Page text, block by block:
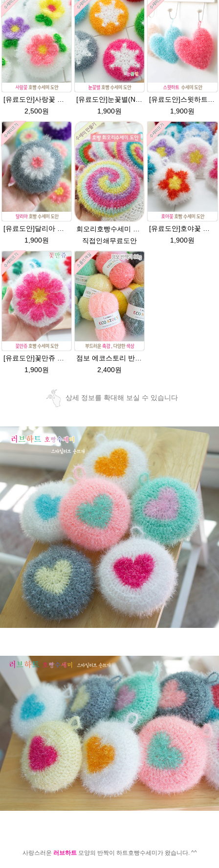
[유료도안]사랑꽃 수세미뜨기 도안(수세미실은 옵션에서 추가구매 가능)/사랑꽃수세미/별호빵수세미처럼 예쁜수세미뜨기/수세미실/웰빙수세미실/고급수세미실/꽃수세미/봄꽃향기수세미
2,500원
[유료도안]눈꽃별(NO.1) 수세미뜨기 도안(수세미실은 옵션에서 추가구매 가능)/별호빵수세미처럼 예쁜수세미뜨기/반짝이 수세미실/웰빙수세미실/고급수세미실/눈꽃 반짝이수세미 눈꽃수세미
1,900원
[유료도안]스윗하트 수세미뜨기 도안(수세미실은 옵션에서 추가구매 가능)예쁜수세미뜨기/빤짝이 수세미실/웰빙수세미실/고급수세미실/하트뜨기 반짝이수세미 하트수세미
1,900원
1,900원
직접인쇄무료도안
1,900원
1,900원
2,400원
상세 정보를 확대해 보실 수 있습니다
사랑스러운 러브하트 모양의 반짝이 하트호빵수세미가 왔습니다. ^^